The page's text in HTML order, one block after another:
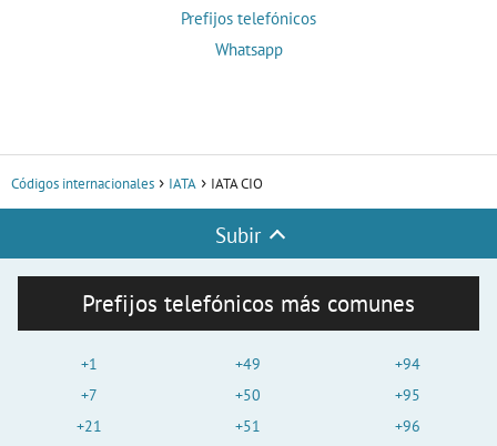
Prefijos telefónicos
Whatsapp
Códigos internacionales IATA IATA CIO
Subir
Prefijos telefónicos más comunes
+1
+7
+21
+49
+50
+51
+94
+95
+96